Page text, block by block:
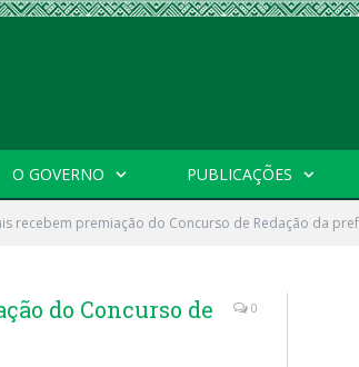
O GOVERNO PUBLICAÇÕES
recebem premiação do Concurso de Redação da
do Concurso de
0